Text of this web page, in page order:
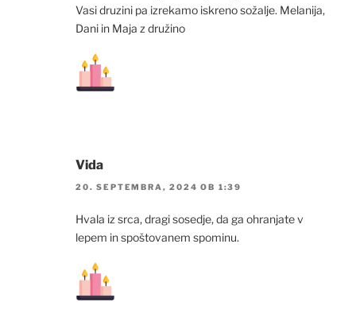
Vasi druzini pa izrekamo iskreno sožalje. Melanija,
Dani in Maja z družino
Vida
20. SEPTEMBRA, 2024 OB 1:39
Hvala iz srca, dragi sosedje, da ga ohranjate v
lepem in spoštovanem spominu.